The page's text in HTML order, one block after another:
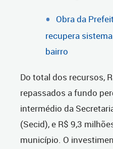
Obra da
recupera
bairro
Do total dos recursos,
repassados a fundo
intermédio da
(Secid), e R$ 9,3
município. O